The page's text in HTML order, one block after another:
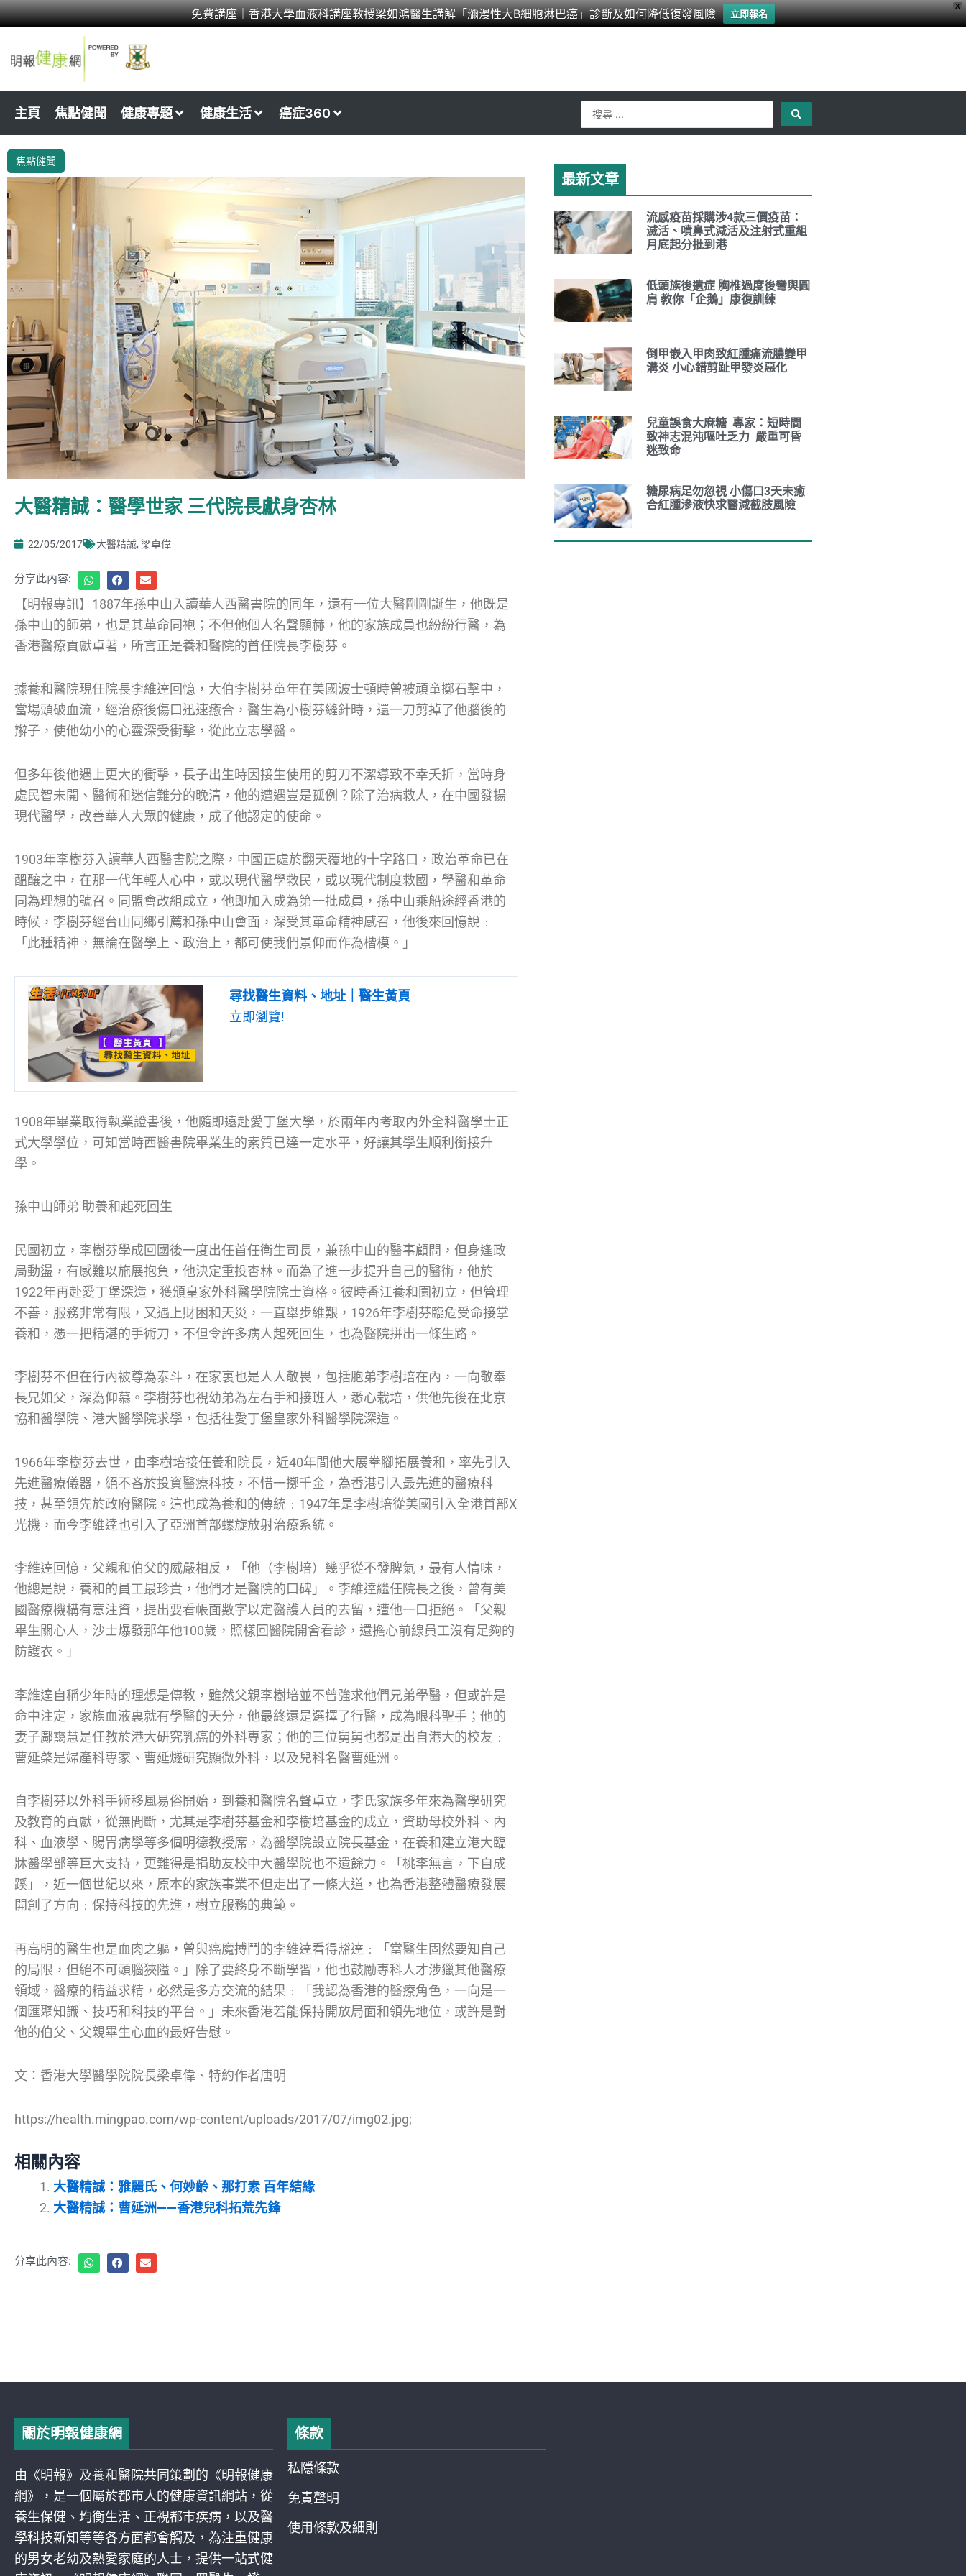
X
免費講座｜香港大學血液科講座教授梁如鴻醫生講解「瀰漫性大B細胞淋巴癌」診斷及如何降低復發風險 立即報名
Skip
to
content
主頁 焦點健聞 健康專題 健康生活 癌症360
Search
...
焦點健聞
大醫精誠：醫學世家 三代院長獻身杏林
22/05/2017 大醫精誠, 梁卓偉
分享此內容:
【明報專訊】1887年孫中山入讀華人西醫書院的同年，還有一位大醫剛剛誕生，他既是
孫中山的師弟，也是其革命同袍；不但他個人名聲顯赫，他的家族成員也紛紛行醫，為
香港醫療貢獻卓著，所言正是養和醫院的首任院長李樹芬。
據養和醫院現任院長李維達回憶，大伯李樹芬童年在美國波士頓時曾被頑童擲石擊中，
當場頭破血流，經治療後傷口迅速癒合，醫生為小樹芬縫針時，還一刀剪掉了他腦後的
辮子，使他幼小的心靈深受衝擊，從此立志學醫。
但多年後他遇上更大的衝擊，長子出生時因接生使用的剪刀不潔導致不幸夭折，當時身
處民智未開、醫術和迷信難分的晚清，他的遭遇豈是孤例？除了治病救人，在中國發揚
現代醫學，改善華人大眾的健康，成了他認定的使命。
1903年李樹芬入讀華人西醫書院之際，中國正處於翻天覆地的十字路口，政治革命已在
醞釀之中，在那一代年輕人心中，或以現代醫學救民，或以現代制度救國，學醫和革命
同為理想的號召。同盟會改組成立，他即加入成為第一批成員，孫中山乘船途經香港的
時候，李樹芬經台山同鄉引薦和孫中山會面，深受其革命精神感召，他後來回憶說﹕
「此種精神，無論在醫學上、政治上，都可使我們景仰而作為楷模。」
尋找醫生資料、地址｜醫生黃頁
立即瀏覽!
1908年畢業取得執業證書後，他隨即遠赴愛丁堡大學，於兩年內考取內外全科醫學士正
式大學學位，可知當時西醫書院畢業生的素質已達一定水平，好讓其學生順利銜接升
學。
孫中山師弟 助養和起死回生
民國初立，李樹芬學成回國後一度出任首任衛生司長，兼孫中山的醫事顧問，但身逢政
局動盪，有感難以施展抱負，他決定重投杏林。而為了進一步提升自己的醫術，他於
1922年再赴愛丁堡深造，獲頒皇家外科醫學院院士資格。彼時香江養和園初立，但管理
不善，服務非常有限，又遇上財困和天災，一直舉步維艱，1926年李樹芬臨危受命接掌
養和，憑一把精湛的手術刀，不但令許多病人起死回生，也為醫院拼出一條生路。
李樹芬不但在行內被尊為泰斗，在家裏也是人人敬畏，包括胞弟李樹培在內，一向敬奉
長兄如父，深為仰慕。李樹芬也視幼弟為左右手和接班人，悉心栽培，供他先後在北京
協和醫學院、港大醫學院求學，包括往愛丁堡皇家外科醫學院深造。
1966年李樹芬去世，由李樹培接任養和院長，近40年間他大展拳腳拓展養和，率先引入
先進醫療儀器，絕不吝於投資醫療科技，不惜一擲千金，為香港引入最先進的醫療科
技，甚至領先於政府醫院。這也成為養和的傳統﹕1947年是李樹培從美國引入全港首部X
光機，而今李維達也引入了亞洲首部螺旋放射治療系統。
李維達回憶，父親和伯父的威嚴相反，「他（李樹培）幾乎從不發脾氣，最有人情味，
他總是說，養和的員工最珍貴，他們才是醫院的口碑」。李維達繼任院長之後，曾有美
國醫療機構有意注資，提出要看帳面數字以定醫護人員的去留，遭他一口拒絕。「父親
畢生關心人，沙士爆發那年他100歲，照樣回醫院開會看診，還擔心前線員工沒有足夠的
防護衣。」
李維達自稱少年時的理想是傳教，雖然父親李樹培並不曾強求他們兄弟學醫，但或許是
命中注定，家族血液裏就有學醫的天分，他最終還是選擇了行醫，成為眼科聖手；他的
妻子鄺靄慧是任教於港大研究乳癌的外科專家；他的三位舅舅也都是出自港大的校友﹕
曹延棨是婦產科專家、曹延燧研究顯微外科，以及兒科名醫曹延洲。
自李樹芬以外科手術移風易俗開始，到養和醫院名聲卓立，李氏家族多年來為醫學研究
及教育的貢獻，從無間斷，尤其是李樹芬基金和李樹培基金的成立，資助母校外科、內
科、血液學、腸胃病學等多個明德教授席，為醫學院設立院長基金，在養和建立港大臨
牀醫學部等巨大支持，更難得是捐助友校中大醫學院也不遺餘力。「桃李無言，下自成
蹊」，近一個世紀以來，原本的家族事業不但走出了一條大道，也為香港整體醫療發展
開創了方向﹕保持科技的先進，樹立服務的典範。
再高明的醫生也是血肉之軀，曾與癌魔搏鬥的李維達看得豁達﹕「當醫生固然要知自己
的局限，但絕不可頭腦狹隘。」除了要終身不斷學習，他也鼓勵專科人才涉獵其他醫療
領域，醫療的精益求精，必然是多方交流的結果﹕「我認為香港的醫療角色，一向是一
個匯聚知識、技巧和科技的平台。」未來香港若能保持開放局面和領先地位，或許是對
他的伯父、父親畢生心血的最好告慰。
文：香港大學醫學院院長梁卓偉、特約作者唐明
https://health.mingpao.com/wp-content/uploads/2017/07/img02.jpg;
相關內容
大醫精誠：雅麗氏、何妙齡、那打素 百年結緣
大醫精誠：曹延洲——香港兒科拓荒先鋒
分享此內容:
最新文章
流感疫苗採購涉4款三價疫苗：
滅活、噴鼻式減活及注射式重組
月底起分批到港
低頭族後遺症 胸椎過度後彎與圓
肩 教你「企鵝」康復訓練
倒甲嵌入甲肉致紅腫痛流膿變甲
溝炎 小心錯剪趾甲發炎惡化
兒童誤食大麻糖 專家：短時間
致神志混沌嘔吐乏力 嚴重可昏
迷致命
糖尿病足勿忽視 小傷口3天未癒
合紅腫滲液快求醫減截肢風險
關於明報健康網
由《明報》及養和醫院共同策劃的《明報健康
網》，是一個屬於都巿人的健康資訊網站，從
養生保健、均衡生活、正視都巿疾病，以及醫
學科技新知等等各方面都會觸及，為注重健康
的男女老幼及熱愛家庭的人士，提供一站式健
條款
私隱條款
免責聲明
使用條款及細則